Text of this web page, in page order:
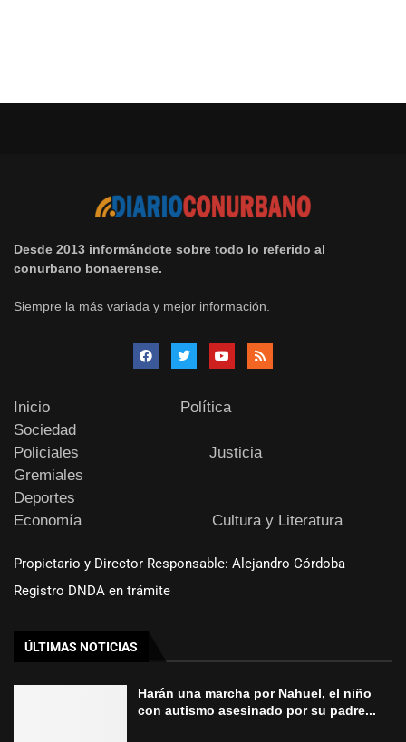
Desde 2013 informándote sobre todo lo referido al
conurbano bonaerense.
Siempre la más variada y mejor información.
Inicio
Política
Sociedad
Policiales
Justicia
Gremiales
Deportes
Economía
Cultura y Literatura
Propietario y Director Responsable: Alejandro Córdoba
Registro DNDA en trámite
ÚLTIMAS NOTICIAS
Harán una marcha por Nahuel, el niño
con autismo asesinado por su padre...